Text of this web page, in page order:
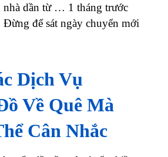
nhà dần từ … 1 tháng trước
để sát ngày chuyển mới
Dịch Vụ
Về Quê Mà
Cân Nhắc